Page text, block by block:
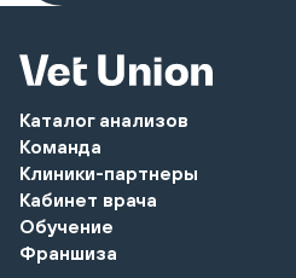
Каталог анализов
Команда
Клиники-партнеры
Кабинет врача
Обучение
Франшиза